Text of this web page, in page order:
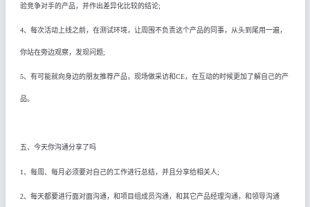
验竞争对手的产品，并作出差异化比较的结论;
4、每次活动上线之前，在测试环境，让周围不负责这个产品的同事，从头到尾用一遍，
你站在旁边观察，发现问题;
5、有可能就向身边的朋友推荐产品，现场做采访和CE，在互动的时候更加了解自己的产
品。
五、今天你沟通分享了吗
1、每周、每月必须要对自己的工作进行总结，并且分享给相关人;
2、每天都要进行面对面沟通，和项目组成员沟通，和其它产品经理沟通，和领导沟通